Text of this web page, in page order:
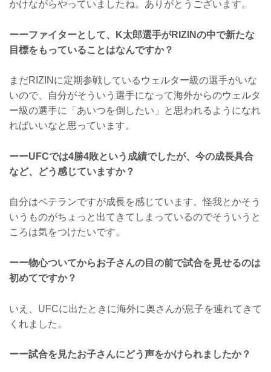
かけながらやっていましたね。ありがとうございます。
ーーファイターとして、K太郎選手がRIZINの中で新たな
目標をもっていることはなんですか？
まだRIZINに定期参戦しているウェルター級の選手がいな
いので、自分がそういう選手になって海外からのウェルタ
ー級の選手に「あいつを倒したい」と思われるようになれ
ればいいなと思っています。
ーーUFCでは4勝4敗という成績でしたが、今の成長具合
など、どう感じていますか？
自分はベテランですが成長を感じています。怪我とかそう
いうものがちょっと出てきてしまっているのでそういうと
ころは気をつけたいです。
ーー物心ついてからお子さんの目の前で試合を見せるのは
初めてですか？
いえ、UFCに出たときに海外に奥さんが息子を連れてきて
くれました。
ーー試合を見たお子さんにどう声をかけられましたか？